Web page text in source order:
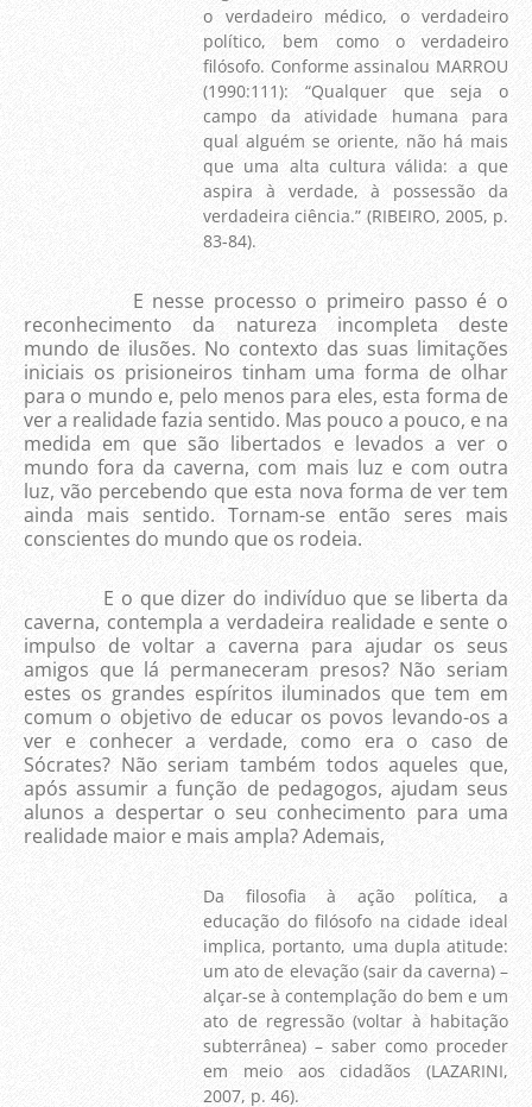
o verdadeiro médico, o verdadeiro
político, bem como o verdadeiro
filósofo. Conforme assinalou MARROU
(1990:111): “Qualquer que seja o
campo da atividade humana para
qual alguém se oriente, não há mais
que uma alta cultura válida: a que
aspira à verdade, à possessão da
verdadeira ciência.” (RIBEIRO, 2005, p.
83-84).
E nesse processo o primeiro passo é o
reconhecimento da natureza incompleta deste
mundo de ilusões. No contexto das suas limitações
iniciais os prisioneiros tinham uma forma de olhar
para o mundo e, pelo menos para eles, esta forma de
ver a realidade fazia sentido. Mas pouco a pouco, e na
medida em que são libertados e levados a ver o
mundo fora da caverna, com mais luz e com outra
luz, vão percebendo que esta nova forma de ver tem
ainda mais sentido. Tornam-se então seres mais
conscientes do mundo que os rodeia.
E o que dizer do indivíduo que se liberta da
caverna, contempla a verdadeira realidade e sente o
impulso de voltar a caverna para ajudar os seus
amigos que lá permaneceram presos? Não seriam
estes os grandes espíritos iluminados que tem em
comum o objetivo de educar os povos levando-os a
ver e conhecer a verdade, como era o caso de
Sócrates? Não seriam também todos aqueles que,
após assumir a função de pedagogos, ajudam seus
alunos a despertar o seu conhecimento para uma
realidade maior e mais ampla? Ademais,
Da filosofia à ação política, a
educação do filósofo na cidade ideal
implica, portanto, uma dupla atitude:
um ato de elevação (sair da caverna) –
alçar-se à contemplação do bem e um
ato de regressão (voltar à habitação
subterrânea) – saber como proceder
em meio aos cidadãos (LAZARINI,
2007, p. 46).